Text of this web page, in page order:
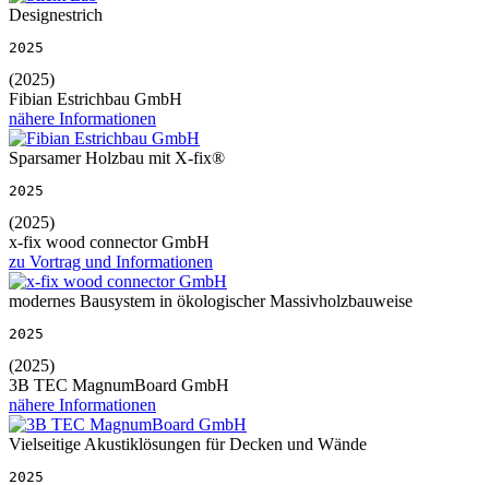
Designestrich
2025
(2025)
Fibian Estrichbau GmbH
nähere Informationen
Sparsamer Holzbau mit X-fix®
2025
(2025)
x-fix wood connector GmbH
zu Vortrag und Informationen
modernes Bausystem in ökologischer Massivholzbauweise
2025
(2025)
3B TEC MagnumBoard GmbH
nähere Informationen
Vielseitige Akustiklösungen für Decken und Wände
2025